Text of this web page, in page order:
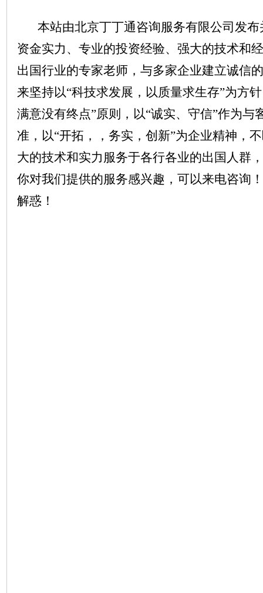
本站由北京丁丁通咨询服务有限公司 发布
资金实力、专业的投资经验、强大的技术和
出国行业的专家老师，与多家企业建立诚信
来坚持以“科技求发展，以质量求生存”为方
满意没有终点”原则，以“诚实、守信”作为与
准，以“开拓，，务实，创新”为企业精神，
大的技术和实力服务于各行各业的出国人群
你对我们提供的服务感兴趣，可以来电咨询
解惑！